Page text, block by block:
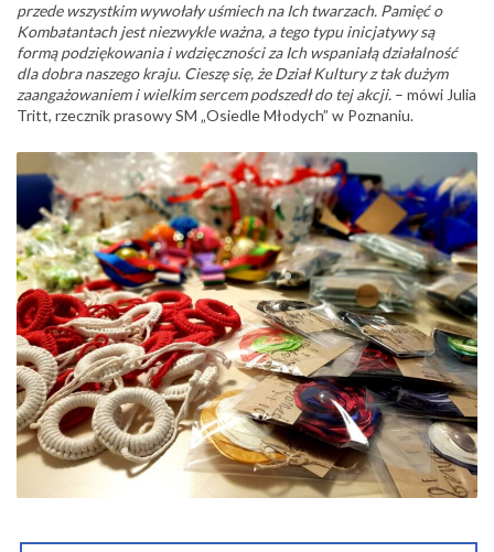
przede wszystkim wywołały uśmiech na Ich twarzach. Pamięć o
Kombatantach jest niezwykle ważna, a tego typu inicjatywy są
formą podziękowania i wdzięczności za Ich wspaniałą działalność
dla dobra naszego kraju. Cieszę się, że Dział Kultury z tak dużym
zaangażowaniem i wielkim sercem podszedł do tej akcji. – mówi Julia
Tritt, rzecznik prasowy SM „Osiedle Młodych” w Poznaniu.